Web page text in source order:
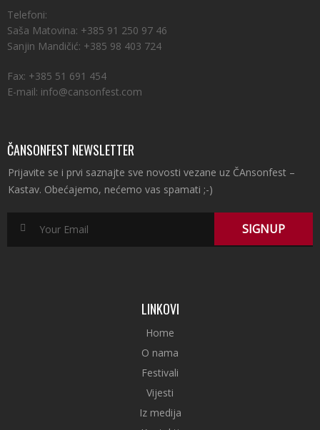
Telefoni:
Saša Matovina: +385 91 250 97 46
Sanjin Mandičić: +385 98 403 724
Fax: +385 51 691 454
E-mail: info@cansonfest.com
ČANSONFEST NEWSLETTER
Prijavite se i prvi saznajte sve novosti vezane uz ČAnsonfest –
Kastav. Obećajemo, nećemo vas spamati ;-)
LINKOVI
Home
O nama
Festivali
Vijesti
Iz medija